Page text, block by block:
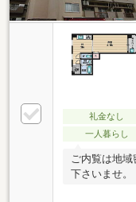
礼金なし
一人暮らし
ご内覧は地
下さいませ。